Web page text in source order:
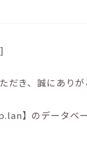
き、誠にありが
】のデータベー